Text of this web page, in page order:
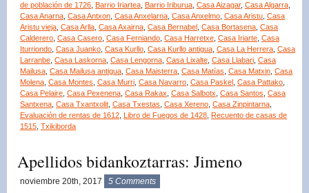
de población de 1726 Barrio Iriartea Barrio Iriburua Casa Aizagar, Casa Algarra
Casa Anarna Casa Antxon Casa Anxelarna Casa Anxelmo Casa Aristu Casa
Aristu vieja Casa Arlla Casa Axairna Casa Bernabel Casa Bortasena Casa
Calderero Casa Casero Casa Ferniando Casa Harretxe Casa Iriarte Casa
Iturriondo Casa Juanko Casa Kurllo Casa Kurllo antigua Casa La Herrera Casa
Larranbe Casa Laskorna Casa Lengorna Casa Lixalte Casa Llabari Casa
Mailusa Casa Mailusa antigua Casa Maisterra Casa Matías Casa Matxin Casa
Molena Casa Montes Casa Murri Casa Navarro Casa Paskel Casa Pattako
Casa Pelaire Casa Pexenena Casa Rakax Casa Salbotx Casa Santos Casa
Santxena Casa Txantxolit Casa Txestas Casa Xereno Casa Zinpintarna
Evaluación de rentas de 1612 Libro de Fuegos de 1428 Recuento de casas de
1515 Txikiborda
Apellidos bidankoztarras: Jimeno
noviembre 20th, 2017 5 Comments